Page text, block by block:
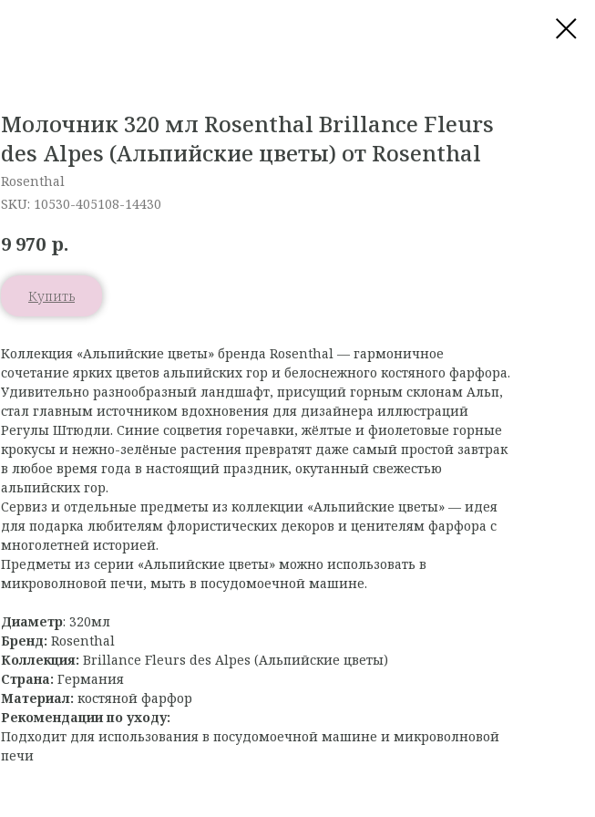
Молочник 320 мл Rosenthal Brillance Fleurs
des Alpes (Альпийские цветы) от Rosenthal
Rosenthal
SKU: 10530-405108-14430
9 970 р.
Купить
Коллекция «Альпийские цветы» бренда Rosenthal — гармоничное
сочетание ярких цветов альпийских гор и белоснежного костяного фарфора.
Удивительно разнообразный ландшафт, присущий горным склонам Альп,
стал главным источником вдохновения для дизайнера иллюстраций
Регулы Штюдли. Синие соцветия горечавки, жёлтые и фиолетовые горные
крокусы и нежно-зелёные растения превратят даже самый простой завтрак
в любое время года в настоящий праздник, окутанный свежестью
альпийских гор.
Сервиз и отдельные предметы из коллекции «Альпийские цветы» — идея
для подарка любителям флористических декоров и ценителям фарфора с
многолетней историей.
Предметы из серии «Альпийские цветы» можно использовать в
микроволновой печи, мыть в посудомоечной машине.
Диаметр: 320мл
Бренд: Rosenthal
Коллекция: Brillance Fleurs des Alpes (Альпийские цветы)
Страна: Германия
Материал: костяной фарфор
Рекомендации по уходу:
Подходит для использования в посудомоечной машине и микроволновой
печи